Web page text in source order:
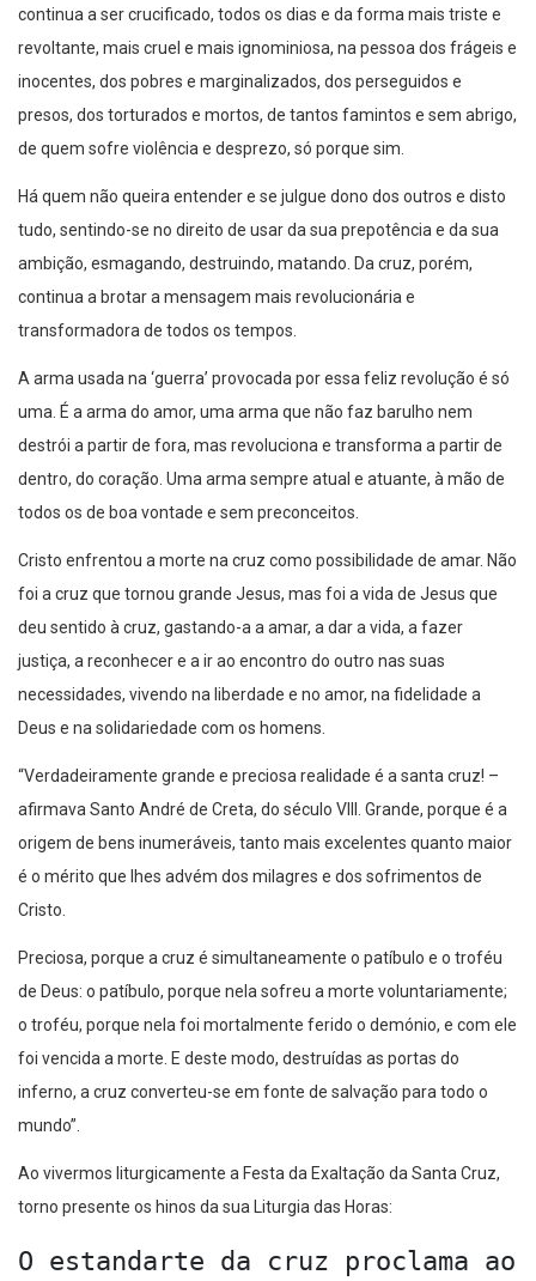
continua a ser crucificado, todos os dias e da forma mais triste e
revoltante, mais cruel e mais ignominiosa, na pessoa dos frágeis e
inocentes, dos pobres e marginalizados, dos perseguidos e
presos, dos torturados e mortos, de tantos famintos e sem abrigo,
de quem sofre violência e desprezo, só porque sim.
Há quem não queira entender e se julgue dono dos outros e disto
tudo, sentindo-se no direito de usar da sua prepotência e da sua
ambição, esmagando, destruindo, matando. Da cruz, porém,
continua a brotar a mensagem mais revolucionária e
transformadora de todos os tempos.
A arma usada na ‘guerra’ provocada por essa feliz revolução é só
uma. É a arma do amor, uma arma que não faz barulho nem
destrói a partir de fora, mas revoluciona e transforma a partir de
dentro, do coração. Uma arma sempre atual e atuante, à mão de
todos os de boa vontade e sem preconceitos.
Cristo enfrentou a morte na cruz como possibilidade de amar. Não
foi a cruz que tornou grande Jesus, mas foi a vida de Jesus que
deu sentido à cruz, gastando-a a amar, a dar a vida, a fazer
justiça, a reconhecer e a ir ao encontro do outro nas suas
necessidades, vivendo na liberdade e no amor, na fidelidade a
Deus e na solidariedade com os homens.
“Verdadeiramente grande e preciosa realidade é a santa cruz! –
afirmava Santo André de Creta, do século VIII. Grande, porque é a
origem de bens inumeráveis, tanto mais excelentes quanto maior
é o mérito que lhes advém dos milagres e dos sofrimentos de
Cristo.
Preciosa, porque a cruz é simultaneamente o patíbulo e o troféu
de Deus: o patíbulo, porque nela sofreu a morte voluntariamente;
o troféu, porque nela foi mortalmente ferido o demónio, e com ele
foi vencida a morte. E deste modo, destruídas as portas do
inferno, a cruz converteu-se em fonte de salvação para todo o
mundo”.
Ao vivermos liturgicamente a Festa da Exaltação da Santa Cruz,
torno presente os hinos da sua Liturgia das Horas:
O estandarte da cruz proclama ao